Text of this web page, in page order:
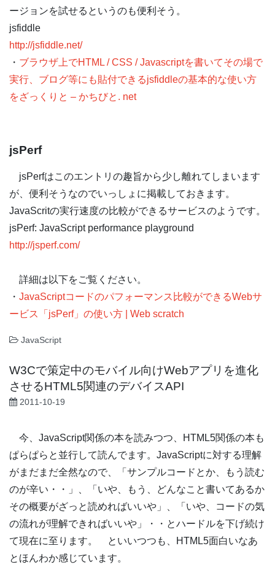
ージョンを試せるというのも便利そう。
jsfiddle
http://jsfiddle.net/
・ ブラウザ上でHTML / CSS / Javascriptを書いてその場で
実行、ブログ等にも貼付できるjsfiddleの基本的な使い方
をざっくりと – かちびと. net
jsPerf
jsPerfはこのエントリの趣旨から少し離れてしまいます
が、便利そうなのでいっしょに掲載しておきます。
JavaScritの実行速度の比較ができるサービスのようです。
jsPerf: JavaScript performance playground
http://jsperf.com/
詳細は以下をご覧ください。
・ JavaScriptコードのパフォーマンス比較ができるWebサ
ービス「jsPerf」の使い方 | Web scratch
JavaScript
W3Cで策定中のモバイル向けWebアプリを進化
させるHTML5関連のデバイスAPI
2011-10-19
今、JavaScript関係の本を読みつつ、HTML5関係の本も
ぱらぱらと並行して読んでます。JavaScriptに対する理解
がまだまだ全然なので、「サンプルコードとか、もう読む
のが辛い・・」、「いや、もう、どんなこと書いてあるか
その概要がざっと読めればいいや」、「いや、コードの気
の流れが理解できればいいや」・・とハードルを下げ続け
て現在に至ります。 といいつつも、HTML5面白いなあ
とほんわか感じています。